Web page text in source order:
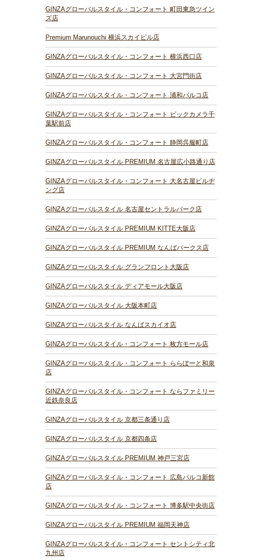
GINZAグローバルスタイル・コンフォート 町田東急ツイン
ズ店
Premium Marunouchi 横浜スカイビル店
GINZAグローバルスタイル・コンフォート 横浜西口店
GINZAグローバルスタイル・コンフォート 大宮門街店
GINZAグローバルスタイル・コンフォート 浦和パルコ店
GINZAグローバルスタイル・コンフォート ビックカメラ千
葉駅前店
GINZAグローバルスタイル・コンフォート 静岡呉服町店
GINZAグローバルスタイル PREMIUM 名古屋広小路通り店
GINZAグローバルスタイル・コンフォート 大名古屋ビルヂ
ング店
GINZAグローバルスタイル 名古屋セントラルパーク店
GINZAグローバルスタイル PREMIUM KITTE大阪店
GINZAグローバルスタイル PREMIUM なんばパークス店
GINZAグローバルスタイル グランフロント大阪店
GINZAグローバルスタイル ディアモール大阪店
GINZAグローバルスタイル 大阪本町店
GINZAグローバルスタイル なんばスカイオ店
GINZAグローバルスタイル・コンフォート 枚方モール店
GINZAグローバルスタイル・コンフォート ららぽーと和泉
店
GINZAグローバルスタイル・コンフォート ならファミリー
近鉄奈良店
GINZAグローバルスタイル 京都三条通り店
GINZAグローバルスタイル 京都四条店
GINZAグローバルスタイル PREMIUM 神戸三宮店
GINZAグローバルスタイル・コンフォート 広島パルコ新館
店
GINZAグローバルスタイル・コンフォート 博多駅中央街店
GINZAグローバルスタイル PREMIUM 福岡天神店
GINZAグローバルスタイル・コンフォート セントシティ北
九州店